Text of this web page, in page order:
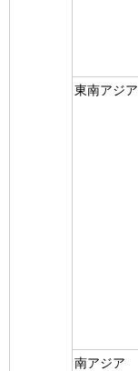
東南アジア
南アジア